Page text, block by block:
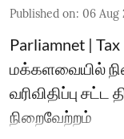
Published on: 06 Aug
Parliamnet |
மக்களவையில்
வரிவிதிப்பு
நிறைவேற்றம்